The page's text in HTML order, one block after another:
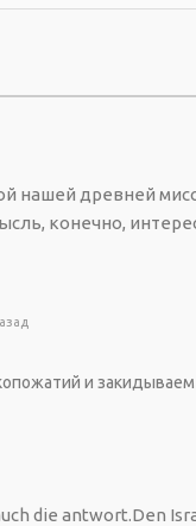
нашей древней
конечно,
и
die antwort.Den